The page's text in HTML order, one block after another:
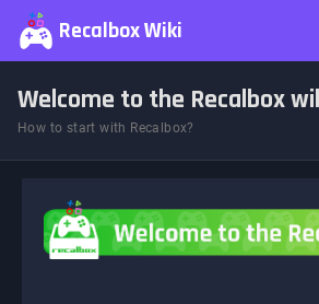
Recalbox Wiki
Welcome to the Recalbox
How to start with Recalbox?